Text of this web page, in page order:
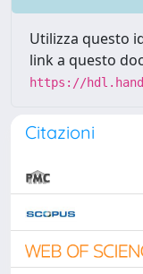
Utilizza questo
link a questo
https://
Citazioni